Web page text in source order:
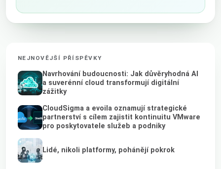
NEJNOVĚJŠÍ PŘÍSPĚVKY
Navrhování budoucnosti: Jak důvěryhodná AI
a suverénní cloud transformují digitální
zážitky
CloudSigma a evoila oznamují strategické
partnerství s cílem zajistit kontinuitu VMware
pro poskytovatele služeb a podniky
Lidé, nikoli platformy, pohánějí pokrok